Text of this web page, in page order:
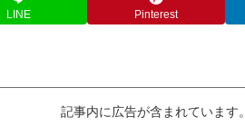
LINE Pinterest
記事内に広告が含まれています。